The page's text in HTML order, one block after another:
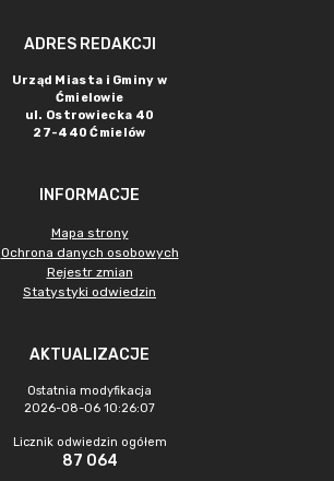
ADRES REDAKCJI
Urząd Miasta i Gminy w
Ćmielowie
ul. Ostrowiecka 40
27-440 Ćmielów
INFORMACJE
Mapa strony
Ochrona danych osobowych
Rejestr zmian
Statystyki odwiedzin
AKTUALIZACJE
Ostatnia modyfikacja
2026-08-06 10:26:07
Licznik odwiedzin ogółem
87 064